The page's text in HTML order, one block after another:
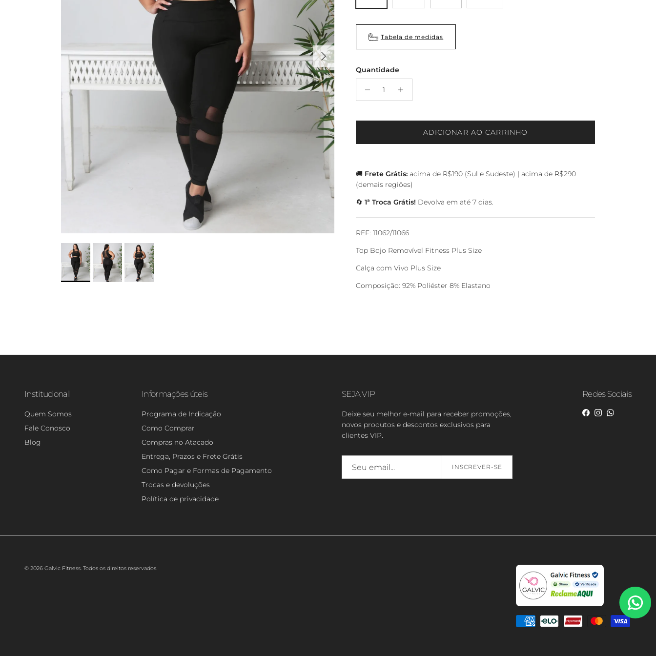
Próximo
Tabela de medidas
Quantidade
ADICIONAR AO CARRINHO
🚚 Frete Grátis:acima de R$190 (Sul e Sudeste) | acima de R$290
(demais regiões)
🔄 1ª Troca Grátis! Devolva em até 7 dias.
REF: 11062/11066
Top Bojo Removível Fitness Plus Size
Calça com Vivo Plus Size
Composição: 92% Poliéster 8% Elastano
Institucional
Quem Somos
Fale Conosco
Blog
Informações úteis
Programa de Indicação
Como Comprar
Compras no Atacado
Entrega, Prazos e Frete Grátis
Como Pagar e Formas de Pagamento
Trocas e devoluções
Política de privacidade
SEJA VIP
Deixe seu melhor e-mail para receber promoções,
novos produtos e descontos exclusivos para
clientes VIP.
INSCREVER-SE
Redes Sociais
Facebook
Instagram
WhatsApp
© 2026 Galvic Fitness. Todos os direitos reservados.